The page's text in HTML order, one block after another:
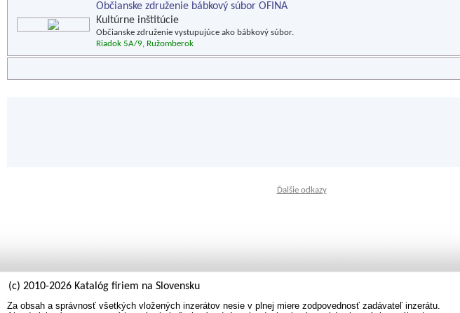
Občianske združenie bábkový súbor OFINA
Kultúrne inštitúcie
Občianske združenie vystupujúce ako bábkový súbor.
Riadok 5A/9, Ružomberok
Ďalšie odkazy
(c) 2010-2026 Katalóg firiem na Slovensku
Za obsah a správnosť všetkých vložených inzerátov nesie v plnej miere zodpovednosť zadávateľ inzerátu.